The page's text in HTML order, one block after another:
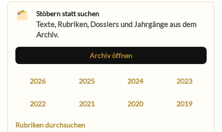
Stöbern statt suchen
Texte, Rubriken, Dossiers und Jahrgänge aus dem
Archiv.
Archiv öffnen
2026 2025 2024 2023
2022 2021 2020 2019
Rubriken durchsuchen